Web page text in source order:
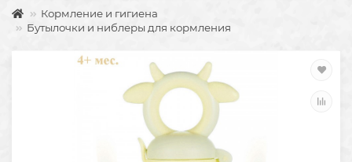
Кормление и гигиена
Бутылочки и ниблеры для кормления